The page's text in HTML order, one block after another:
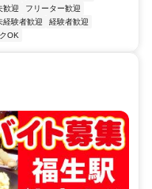
歓迎
フリーター歓迎
経験者歓迎
経験者歓迎
OK